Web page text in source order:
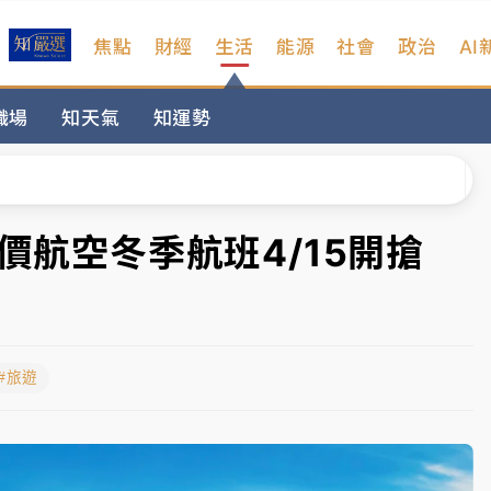
焦點 財經 生活
場 知天氣 知運勢
能源 社會 政治
AI
複雜 觀旅局回應了
塞車 周六起展出延長至晚上7時
面曝光
航空冬季航班4/15開搶
旅遊